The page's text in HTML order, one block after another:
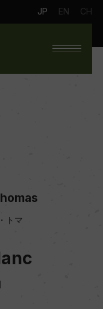
JP EN CH
トマ